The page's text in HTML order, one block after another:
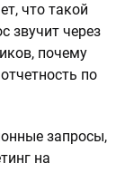
что такой
звучит через
почему
по
запросы,
на